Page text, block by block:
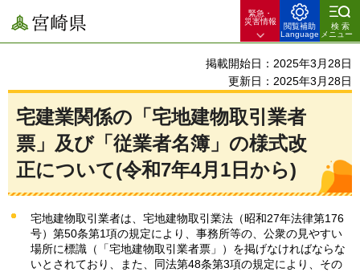
宮崎県
緊急・
災害情報
閲覧補助
Language
検索
メニュー
掲載開始日：2025年3月28日
更新日：2025年3月28日
宅建業関係の「宅地建物取引業者
票」及び「従業者名簿」の様式改
正について(令和7年4月1日から)
宅地建物取引業者は、宅地建物取引業法（昭和27年法律第176
号）第50条第1項の規定により、事務所等の、公衆の見やすい
場所に標識（「宅地建物取引業者票」）を掲げなければならな
いとされており、また、同法第48条第3項の規定により、その